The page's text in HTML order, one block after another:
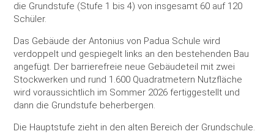
die Grundstufe (Stufe 1 bis 4) von insgesamt 60 auf 120
Schüler.
Das Gebäude der Antonius von Padua Schule wird
verdoppelt und gespiegelt links an den bestehenden Bau
angefügt. Der barrierefreie neue Gebäudeteil mit zwei
Stockwerken und rund 1.600 Quadratmetern Nutzfläche
wird voraussichtlich im Sommer 2026 fertiggestellt und
dann die Grundstufe beherbergen.
Die Hauptstufe zieht in den alten Bereich der Grundschule.